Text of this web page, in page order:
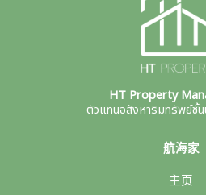
HT Property
ตัวแทนอสังหาริมทรัพย์ชั้น
航海家
主页